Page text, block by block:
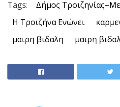
Tags:
Δήμος
Η Τροιζήνα Ενώνει
μαιρη βιδαλη
μαιρη